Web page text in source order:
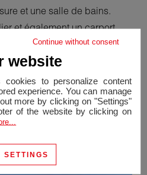
et une salle de bains.
et également un carport
deux véhicules.
écoles et stations de
de Genève.
Continue without consent
website
cookies to personalize content
experience. You can manage
more by clicking on "Settings"
of the website by clicking on
SETTINGS